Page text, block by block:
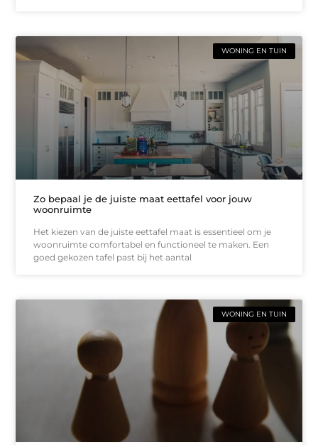
WONING EN TUIN
Zo bepaal je de juiste maat eettafel voor jouw
woonruimte
Het kiezen van de juiste eettafel maat is essentieel om je
woonruimte comfortabel en functioneel te maken. Een
goed gekozen tafel past bij het aantal
WONING EN TUIN